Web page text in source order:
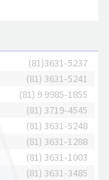
(81)3631-5237
(81) 3631-5241
(81) 9 9985-1855
(81) 3719-4545
(81) 3631-5248
(81) 3631-1288
(81) 3631-1003
(81) 3631-3485